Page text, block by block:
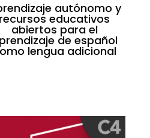
autónomo y
recursos educativos
abiertos para el
de español
lengua adicional